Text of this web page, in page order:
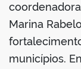
Marina
municípios.